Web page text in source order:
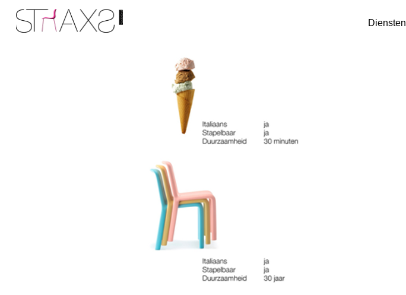
Logo Straxs
Diensten